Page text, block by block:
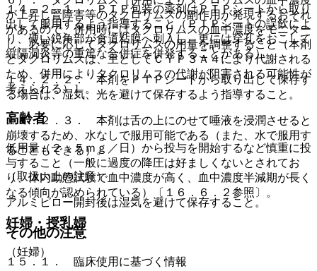
１４．２．１． ＰＴＰ包装の薬剤はＰＴＰシートから取り
出して服用するよう指導すること（ＰＴＰシートの誤飲によ
り、硬い鋭角部が食道粘膜へ刺入し、更には穿孔をおこして
縦隔洞炎等の重篤な合併症を併発することがある）。
１４．２．２． 本剤をＰＴＰシートから取り出して保存す
る場合は、湿気、光を避けて保存するよう指導すること。
１４．２．３． 本剤は舌の上にのせて唾液を浸潤させると
崩壊するため、水なしで服用可能である（また、水で服用す
ることもできる）。
（取扱い上の注意）
アルミピロー開封後は湿気を避けて保存すること。
その他の注意
１５．１． 臨床使用に基づく情報
が上昇し腎障害等のタクロリムスの副作用が発現するおそれ
があるので、併用時にはタクロリムスの血中濃度をモニター
し、必要に応じてタクロリムスの用量を調整すること（本剤
とタクロリムスは、主としてＣＹＰ３Ａ４により代謝される
ため、併用によりタクロリムスの代謝が阻害される可能性が
考えられる）］。
高齢者
低用量（２．５ｍｇ／日）から投与を開始するなど慎重に投
与すること（一般に過度の降圧は好ましくないとされてお
り、体内動態試験で血中濃度が高く、血中濃度半減期が長く
なる傾向が認められている）〔１６．６．２参照〕。
妊婦・授乳婦
（妊婦）